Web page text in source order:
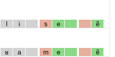
l i s e ẽ
ʁ a m e ẽ